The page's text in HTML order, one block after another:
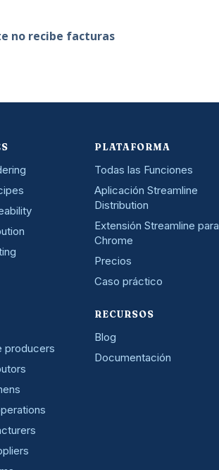
no recibe facturas
producers
PLATAFORMA
Todas las Funciones
Aplicación Streamline
Distribution
Extensión Streamline para
Chrome
Precios
Caso práctico
RECURSOS
Blog
Documentación